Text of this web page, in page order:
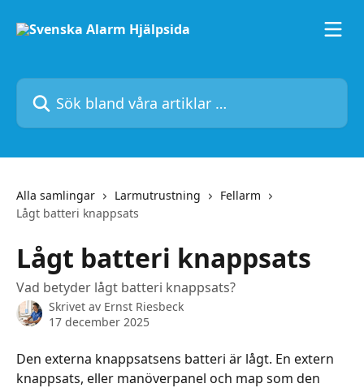
Sök bland våra artiklar …
Alla samlingar Larmutrustning
Fellarm
Lågt batteri knappsats
Lågt batteri knappsats
Vad betyder lågt batteri knappsats?
Skrivet av Ernst Riesbeck
17 december 2025
Den externa knappsatsens batteri är lågt. En extern
knappsats, eller manöverpanel och map som den